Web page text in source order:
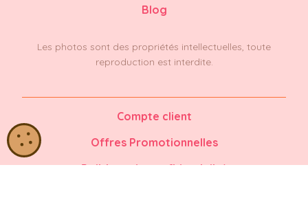
Blog
Les photos sont des propriétés intellectuelles, toute
reproduction est interdite.
Compte client
Offres Promotionnelles
Politique de confidentialité